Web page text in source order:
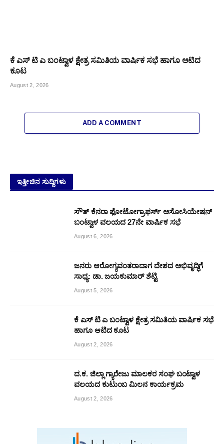
ಕೆ ಎಸ್ ಟಿ ಎ ಬಂಟ್ವಾಳ ಕ್ಷೇತ್ರ ಸಮಿತಿಯ ವಾರ್ಷಿಕ ಸಭೆ ಹಾಗೂ ಆಟಿದ
ಕೂಟ
August 2, 2026
ADD A COMMENT
ಇತ್ತೀಚಿನ ಸುದ್ದಿಗಳು
ಸೌತ್ ಕೆನರಾ ಫೋಟೋಗ್ರಾಫರ್ಸ್ ಅಸೋಸಿಯೇಷನ್
ಬಂಟ್ವಾಳ ವಲಯದ 27ನೇ ವಾರ್ಷಿಕ ಸಭೆ
August 6, 2026
ಜನರು ಆರೋಗ್ಯವಂತರಾದಾಗ ದೇಶದ ಅಭಿವೃದ್ಧಿಗೆ
ಸಾಧ್ಯ: ಡಾ. ಜಯಕುಮಾರ್ ಶೆಟ್ಟಿ
August 5, 2026
ಕೆ ಎಸ್ ಟಿ ಎ ಬಂಟ್ವಾಳ ಕ್ಷೇತ್ರ ಸಮಿತಿಯ ವಾರ್ಷಿಕ ಸಭೆ
ಹಾಗೂ ಆಟಿದ ಕೂಟ
August 2, 2026
ದ.ಕ. ಜಿಲ್ಲಾ ಗ್ಯಾರೇಜು ಮಾಲಕರ ಸಂಘ ಬಂಟ್ವಾಳ
ವಲಯದ ಕುಟುಂಬ ಮಿಲನ ಕಾರ್ಯಕ್ರಮ
August 2, 2026